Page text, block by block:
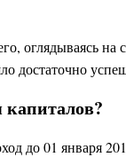
оглядываясь на
достаточно
до 01 января